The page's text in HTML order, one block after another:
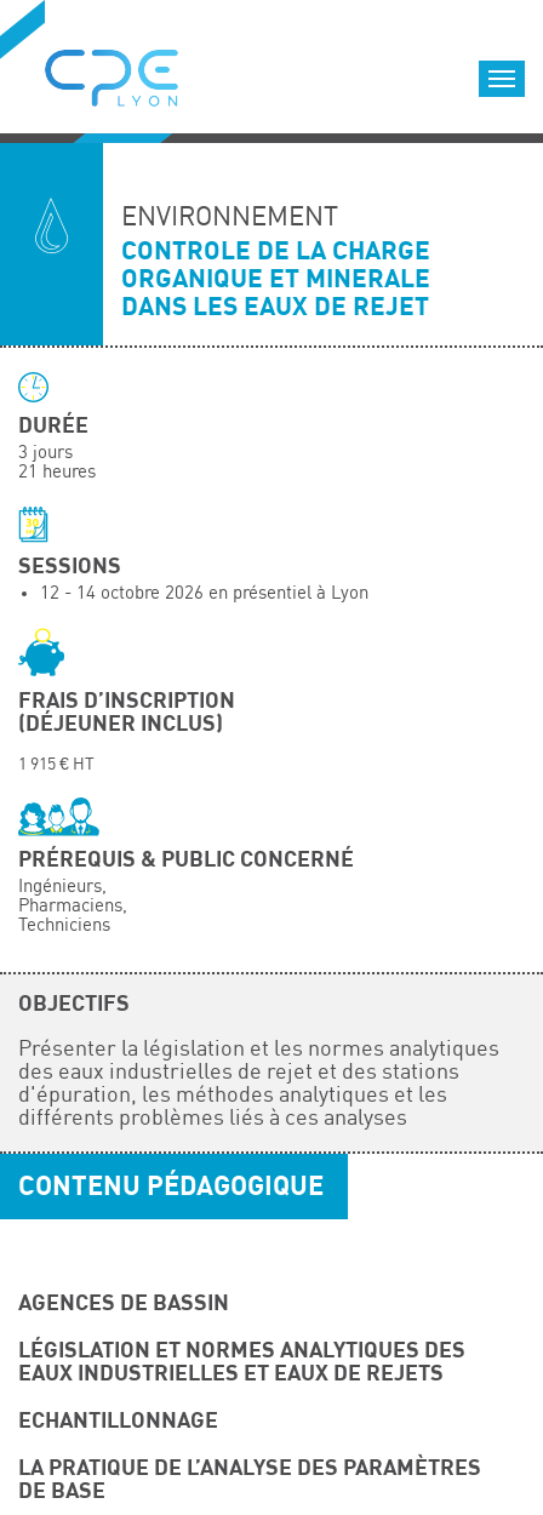
Formations diplômantes
Infos pratiques
Déroulement des formations
Equipe
Événements
Contacts
ENVIRONNEMENT
CONTROLE DE LA CHARGE
ORGANIQUE ET MINERALE
DANS LES EAUX DE REJET
DURÉE
3 jours
21 heures
SESSIONS
12 - 14 octobre 2026 en présentiel à Lyon
FRAIS D’INSCRIPTION
(DÉJEUNER INCLUS)
1 915 € HT
PRÉREQUIS & PUBLIC CONCERNÉ
Ingénieurs,
Pharmaciens,
Techniciens
OBJECTIFS
Présenter la législation et les normes analytiques
des eaux industrielles de rejet et des stations
d'épuration, les méthodes analytiques et les
différents problèmes liés à ces analyses
CONTENU PÉDAGOGIQUE
AGENCES DE BASSIN
LÉGISLATION ET NORMES ANALYTIQUES DES
EAUX INDUSTRIELLES ET EAUX DE REJETS
ECHANTILLONNAGE
LA PRATIQUE DE L’ANALYSE DES PARAMÈTRES
DE BASE
Cookies management panel